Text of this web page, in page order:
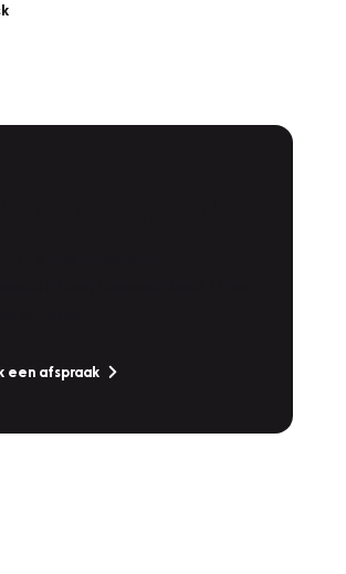
een afspraak